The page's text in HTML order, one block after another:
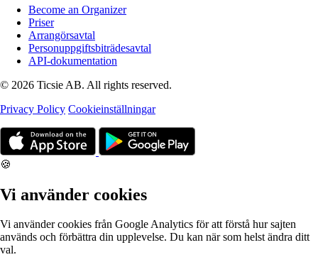
Become an Organizer
Priser
Arrangörsavtal
Personuppgiftsbiträdesavtal
API-dokumentation
© 2026 Ticsie AB. All rights reserved.
Privacy Policy Cookieinställningar
🍪
Vi använder cookies
Vi använder cookies från Google Analytics för att förstå hur sajten
används och förbättra din upplevelse. Du kan när som helst ändra ditt
val.